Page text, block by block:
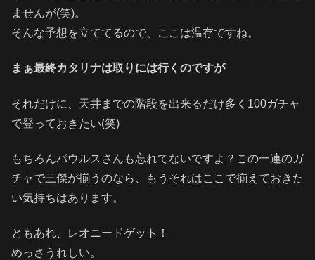
ませんが(笑)。
そんな予想を立ててるので、ここは温存ですね。
まぁ最終カタリナは取りには行くのですが
それだけに、天井までの階段を出来るだけ多く100ガチャ
で登っておきたい(笑)
もちろんパウルスさんも忘れてないですよ？この一連のガ
チャで三傑が揃うのなら、もうそれはここで揃えておきた
い気持ちはあります。
ともあれ、レオニードゲット！
めっさうれしい。